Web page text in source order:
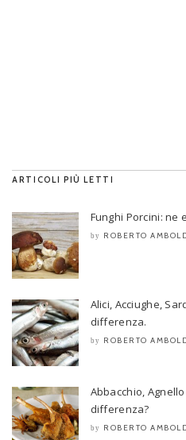
ARTICOLI PIÙ LETTI
Funghi Porcini: ne
by ROBERTO
Alici, Acciughe,
differenza.
by ROBERTO
Abbacchio,
differenza?
by ROBERTO